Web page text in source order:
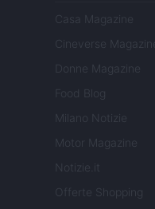
Casa Magazine
Cineverse Magazine
Donne Magazine
Food Blog
Milano Notizie
Motor Magazine
Notizie.it
Offerte Shopping